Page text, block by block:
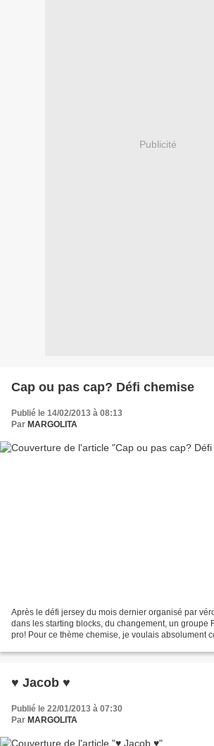
Publicité
Cap ou pas cap? Défi chemise
Publié le 14/02/2013 à 08:13
Par MARGOLITA
Après le défi jersey du mois dernier organisé par
dans les starting blocks, du changement, un groupe
pro! Pour ce thème chemise, je voulais absolument
♥ Jacob ♥
Publié le 22/01/2013 à 07:30
Par MARGOLITA